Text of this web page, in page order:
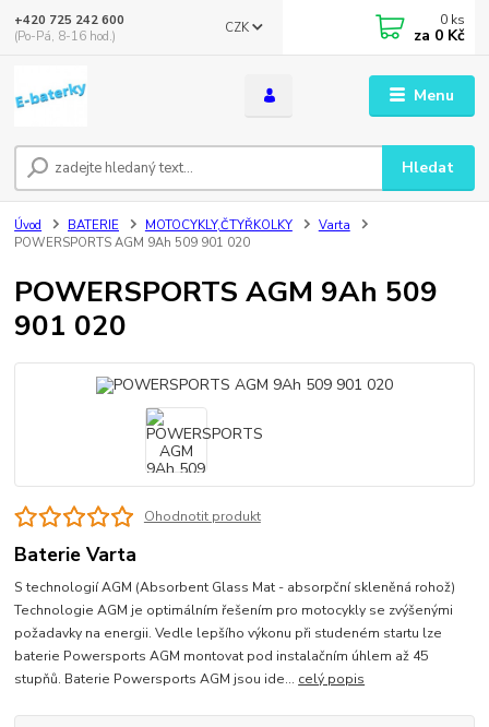
Menu
CZK
Hledat
+420 725 242 600
(Po-Pá, 8-16 hod.)
0 ks
za 0 Kč
Úvod BATERIE MOTOCYKLY,ČTYŘKOLKY
Varta
POWERSPORTS AGM 9Ah 509 901 020
POWERSPORTS AGM 9Ah 509
901 020
Ohodnotit produkt
Baterie Varta
S technologií AGM (Absorbent Glass Mat - absorpční skleněná rohož)
Technologie AGM je optimálním řešením pro motocykly se zvýšenými
požadavky na energii. Vedle lepšího výkonu při studeném startu lze
baterie Powersports AGM montovat pod instalačním úhlem až 45
stupňů. Baterie Powersports AGM jsou ide... celý popis